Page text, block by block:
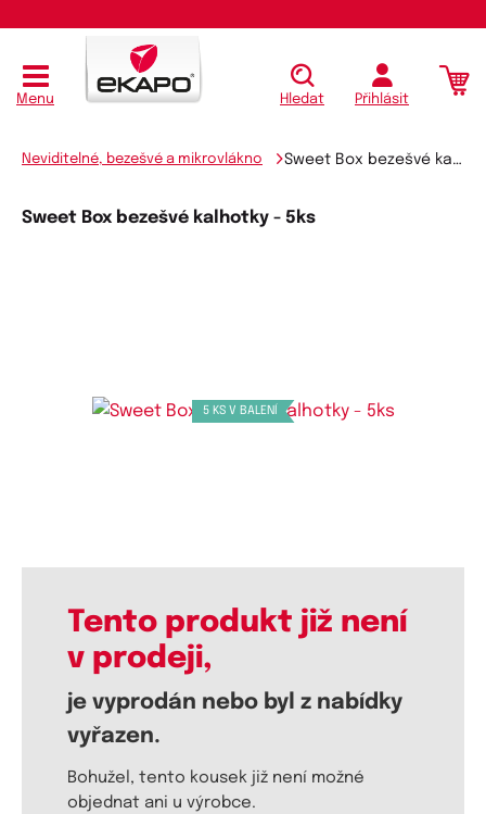
Menu Hledat Přihlásit
Neviditelné, bezešvé a mikrovlákno Sweet Box bezešvé kalhotky - 5ks
Sweet Box bezešvé kalhotky - 5ks
5 KS V BALENÍ
Tento produkt již není
v prodeji,
je vyprodán nebo byl z nabídky
vyřazen.
Bohužel, tento kousek již není možné
objednat ani u výrobce.